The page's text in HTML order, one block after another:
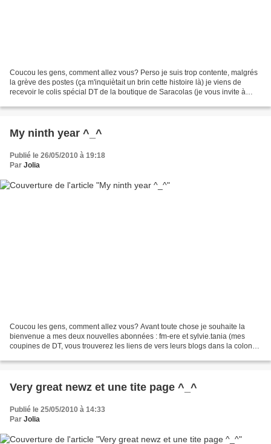
Coucou les gens, comment allez vous? Perso je suis trop contente, malgrés
la grève des postes (ça m'inquiètait un brin cette histoire là) je viens de
recevoir le colis spécial DT de la boutique de Saracolas (je vous invite à
My ninth year ^_^
Publié le 26/05/2010 à 19:18
Par Jolia
Coucou les gens, comment allez vous? Avant toute chose je souhaite la
bienvenue a mes deux nouvelles abonnées : fm-ere et sylvie.tania (mes
coupines de DT, vous trouverez les liens de vers leurs blogs dans la colone
Very great newz et une tite page ^_^
Publié le 25/05/2010 à 14:33
Par Jolia